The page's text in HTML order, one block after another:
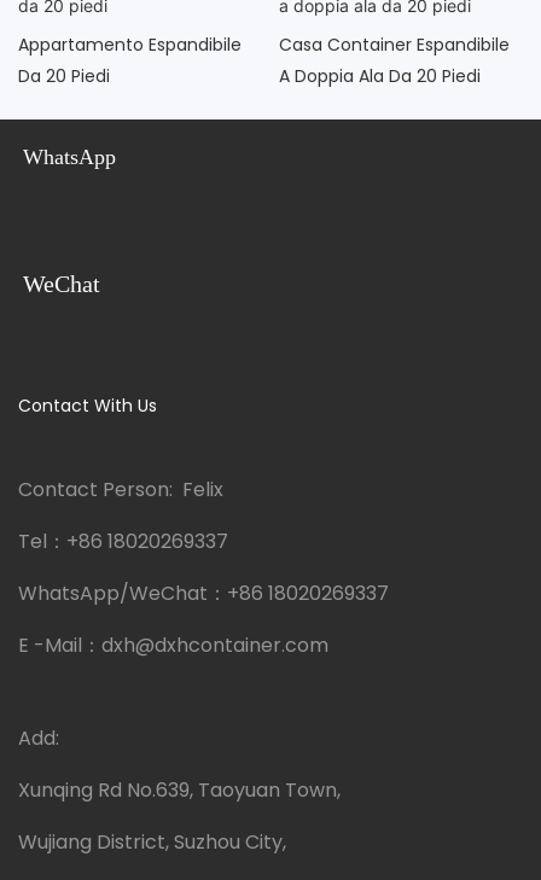
Appartamento Espandibile
Da 20 Piedi
Casa Container Espandibile
A Doppia Ala Da 20 Piedi
WhatsApp
WeChat
Contact With Us
Contact Person: Felix
Tel： +86 18020269337
WhatsApp/WeChat： +86 18020269337
E -Mail： dxh@dxhcontainer.com
Add:
Xunqing Rd No.639, Taoyuan Town,
Wujiang District, Suzhou City,